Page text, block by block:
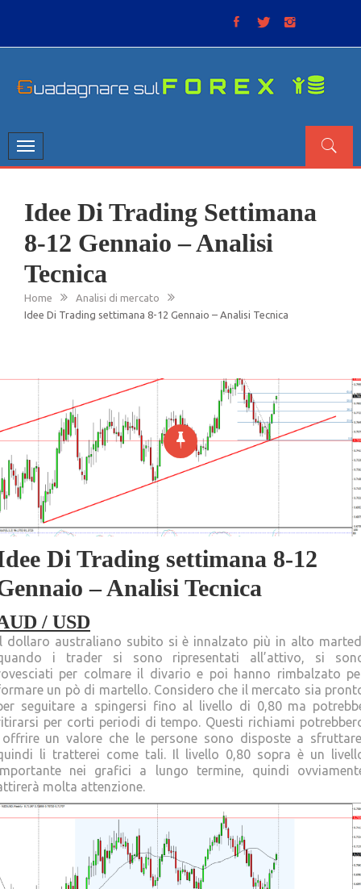
Toggle
navigation
Idee Di Trading Settimana
8-12 Gennaio – Analisi
Tecnica
Home
Analisi di mercato
Idee Di Trading settimana 8-12 Gennaio – Analisi Tecnica
Di Trading settimana 8-12
– Analisi Tecnica
/ USD
dollaro australiano subito si è innalzato più in alto
i trader si sono ripresentati all’attivo, si
per colmare il divario e poi hanno rimbalzato
un pò di martello. Considero che il mercato sia
seguitare a spingersi fino al livello di 0,80 ma
per corti periodi di tempo. Questi richiami
un valore che le persone sono disposte a
li tratterei come tali. Il livello 0,80 sopra è un
nei grafici a lungo termine, quindi
molta attenzione.